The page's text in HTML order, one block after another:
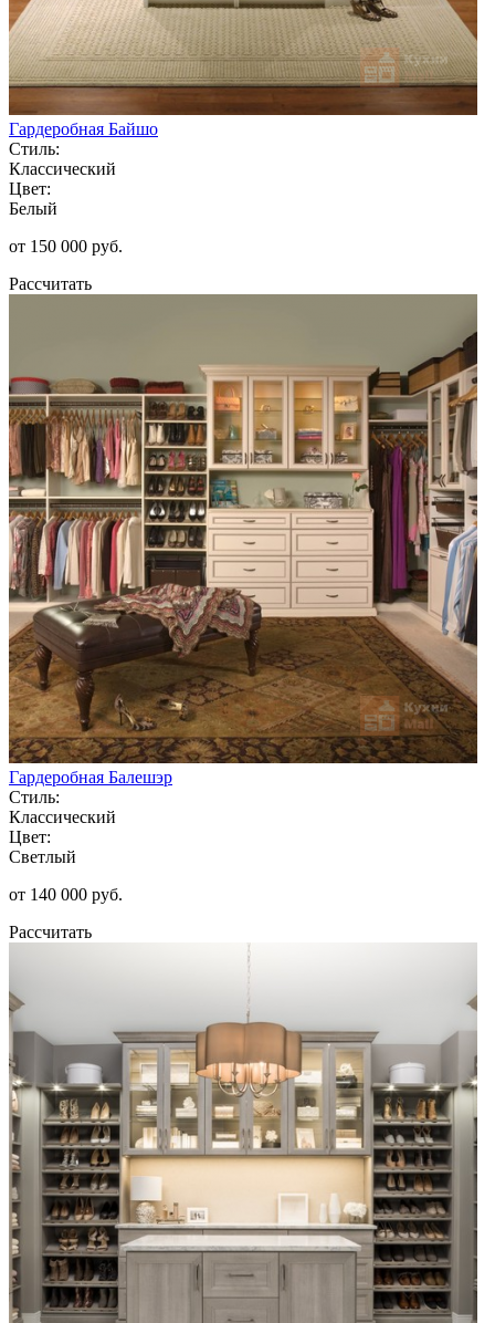
Гардеробная Байшо
Стиль:
Классический
Цвет:
Белый
от 150 000 руб.
Рассчитать
Гардеробная Балешэр
Стиль:
Классический
Цвет:
Светлый
от 140 000 руб.
Рассчитать